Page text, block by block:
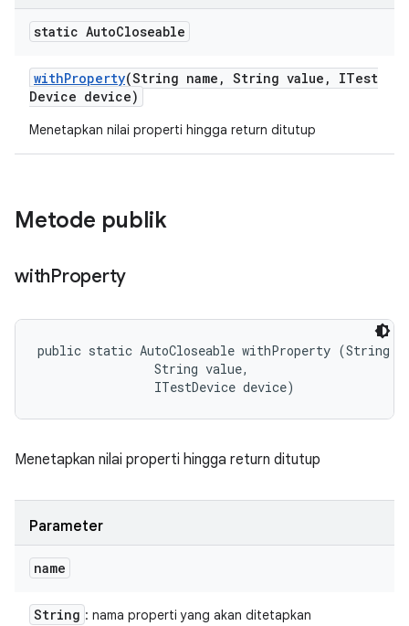
static AutoCloseable
withProperty(String name , String value ,
ITest
Device device)
Menetapkan nilai properti hingga return ditutup
Metode publik
withProperty
public static AutoCloseable withProperty (String
                String value,
                ITestDevice device)
Menetapkan nilai properti hingga return ditutup
Parameter
name
String : nama properti yang akan ditetapkan